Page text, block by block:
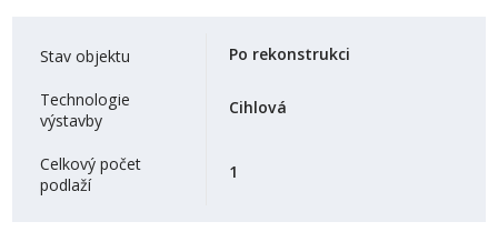
Stav objektu Po rekonstrukci
Technologie
výstavby
Cihlová
Celkový počet
podlaží
1